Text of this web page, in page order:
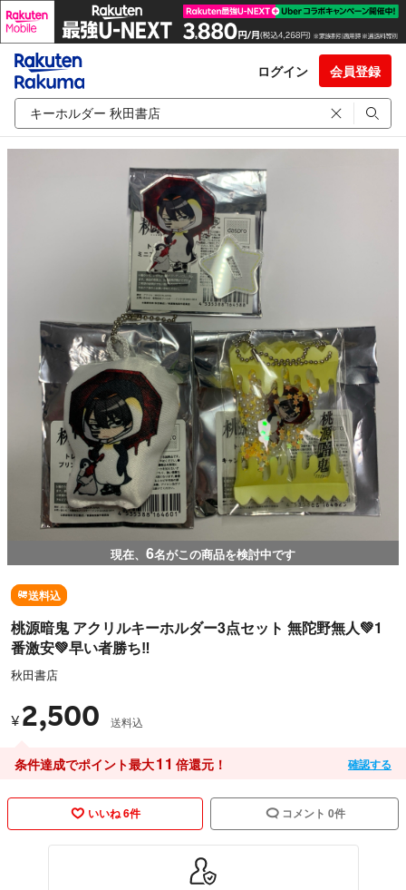
ログイン 会員登録
現在、 6名がこの商品を検討中です
送料込
桃源暗鬼 アクリルキーホルダー3点セット 無陀野無人💚1
番激安💚早い者勝ち‼️
秋田書店
¥ 2,500 送料込
条件達成でポイント最大11 倍還元！ 確認する
いいね 6件 コメント 0件